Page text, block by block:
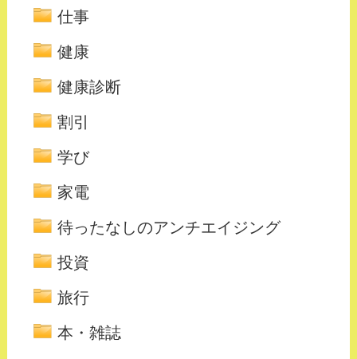
仕事
健康
健康診断
割引
学び
家電
待ったなしのアンチエイジング
投資
旅行
本・雑誌